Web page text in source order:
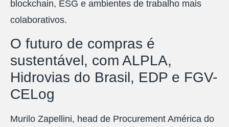
blockchain, ESG e ambientes de trabalho mais
colaborativos.
O futuro de compras é
sustentável, com ALPLA,
Hidrovias do Brasil, EDP e FGV-
CELog
Murilo Zapellini, head de Procurement América do